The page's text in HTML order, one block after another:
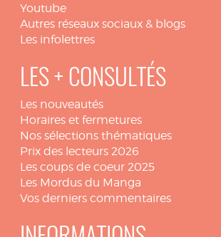
Youtube
Autres réseaux sociaux & blogs
Les infolettres
LES + CONSULTÉS
Les nouveautés
Horaires et fermetures
Nos sélections thématiques
Prix des lecteurs 2026
Les coups de coeur 2025
Les Mordus du Manga
Vos derniers commentaires